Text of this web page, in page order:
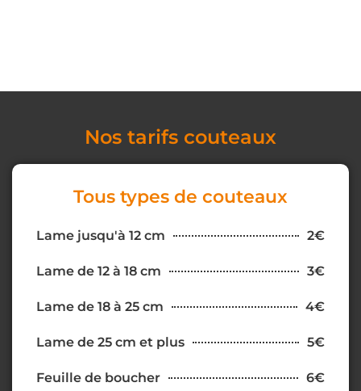
Nos tarifs couteaux
Tous types de couteaux
Lame jusqu'à 12 cm 2€
Lame de 12 à 18 cm 3€
Lame de 18 à 25 cm 4€
Lame de 25 cm et plus 5€
Feuille de boucher 6€